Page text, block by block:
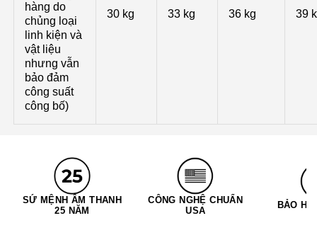
hàng do
chủng loại
linh kiện và
vật liệu
nhưng vẫn
bảo đảm
công suất
công bố)
30 kg 33 kg 36 kg 39
SỨ MỆNH ÂM THANH
25 NĂM
CÔNG NGHỆ CHUẨN
USA
BẢO